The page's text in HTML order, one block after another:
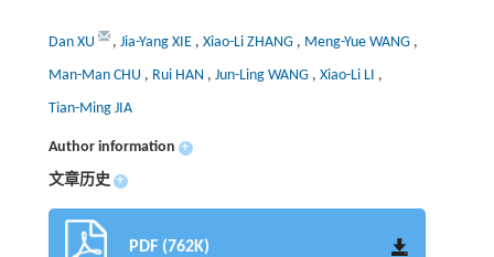
Dan XU , Jia-Yang XIE , Xiao-Li ZHANG , Meng-Yue WANG ,
Man-Man CHU , Rui HAN , Jun-Ling WANG , Xiao-Li LI ,
Tian-Ming JIA
Author information +
文章历史 +
PDF (762K)